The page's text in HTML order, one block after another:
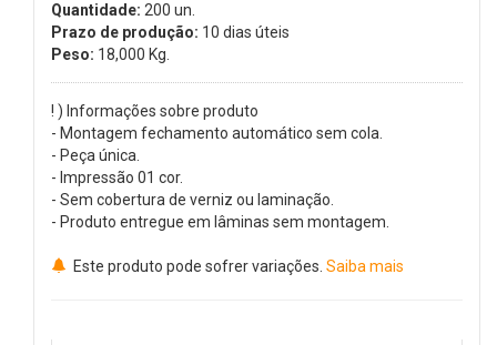
Quantidade: 200 un.
Prazo de produção: 10 dias úteis
Peso: 18,000 Kg.
! ) Informações sobre produto
- Montagem fechamento automático sem cola.
- Peça única.
- Impressão 01 cor.
- Sem cobertura de verniz ou laminação.
- Produto entregue em lâminas sem montagem.
Este produto pode sofrer variações. Saiba mais